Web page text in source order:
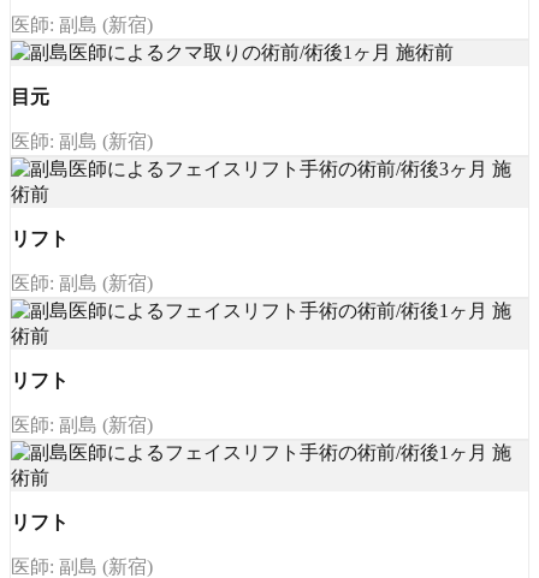
医師: 副島 (新宿)
目元
医師: 副島 (新宿)
リフト
医師: 副島 (新宿)
リフト
医師: 副島 (新宿)
リフト
医師: 副島 (新宿)